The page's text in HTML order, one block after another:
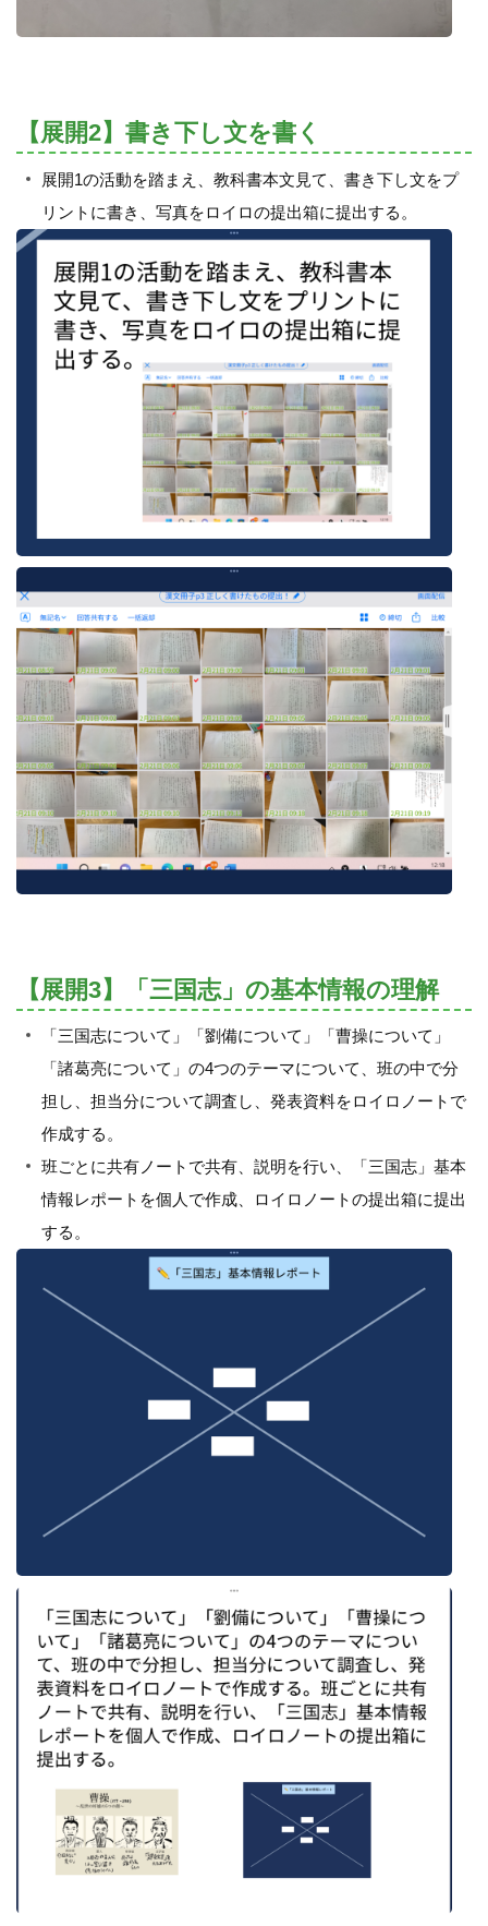
【展開2】書き下し文を書く
展開1の活動を踏まえ、教科書本文見て、書き下し文をプ
リントに書き、写真をロイロの提出箱に提出する。
【展開3】「三国志」の基本情報の理解
「三国志について」「劉備について」「曹操について」
「諸葛亮について」の4つのテーマについて、班の中で分
担し、担当分について調査し、発表資料をロイロノートで
作成する。
班ごとに共有ノートで共有、説明を行い、「三国志」基本
情報レポートを個人で作成、ロイロノートの提出箱に提出
する。